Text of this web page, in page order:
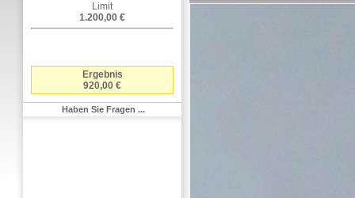
Limit
1.200,00 €
Ergebnis
920,00 €
Haben Sie Fragen ...